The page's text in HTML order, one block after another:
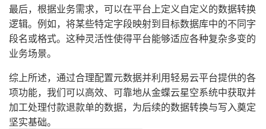
最后，根据业务需求，可以在平台上定义自定义的数据转换
逻辑。例如，将某些特定字段映射到目标数据库中的不同字
段名或格式。这种灵活性使得平台能够适应各种复杂多变的
业务场景。
综上所述，通过合理配置元数据并利用轻易云平台提供的各
项功能，我们可以高效、可靠地从金蝶云星空系统中获取并
加工处理付款退款单的数据，为后续的数据转换与写入奠定
坚实基础。